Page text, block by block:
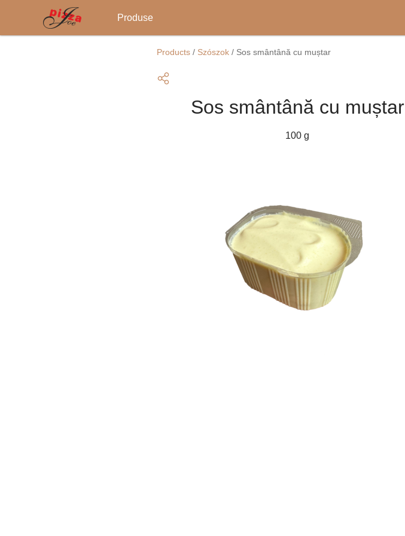
Main
navigation
Produse
Products / Szószok / Sos smântână cu muștar
Sos smântână cu muștar
100 g